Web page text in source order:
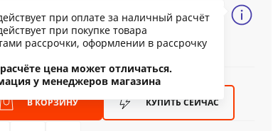
BYN 3360
при оплате за наличный расчёт
при покупке товара
рассрочки, оформлении в рассрочку
цена может отличаться.
у менеджеров магазина
о снижении цены
В КОРЗИНУ КУПИТЬСЕЙЧАС